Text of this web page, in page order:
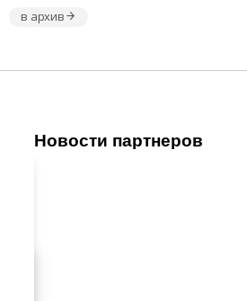
в архив
Новости партнеров